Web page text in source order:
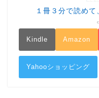
１冊３分で読め
Kindle Amazon
Yahooショッピング